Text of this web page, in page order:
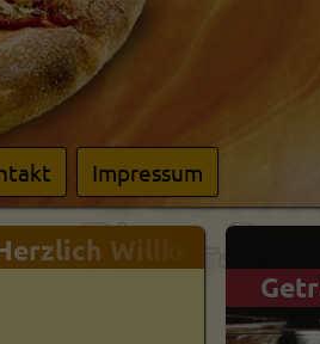
Impressum
Willkommen in